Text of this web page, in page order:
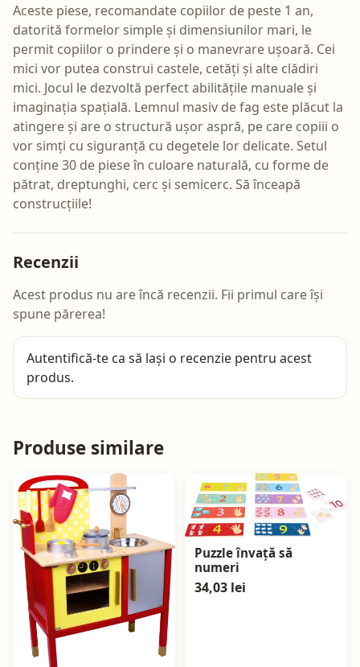
Aceste piese, recomandate copiilor de peste 1 an,
datorită formelor simple și dimensiunilor mari, le
permit copiilor o prindere și o manevrare ușoară. Cei
mici vor putea construi castele, cetăți și alte clădiri
mici. Jocul le dezvoltă perfect abilitățile manuale și
imaginația spațială. Lemnul masiv de fag este plăcut la
atingere și are o structură ușor aspră, pe care copiii o
vor simți cu siguranță cu degetele lor delicate. Setul
conține 30 de piese în culoare naturală, cu forme de
pătrat, dreptunghi, cerc și semicerc. Să înceapă
construcțiile!
Recenzii
Acest produs nu are încă recenzii. Fii primul care își
spune părerea!
Autentifică-te ca să lași o recenzie pentru acest
produs.
Produse similare
Puzzle învață să
numeri
34,03 lei